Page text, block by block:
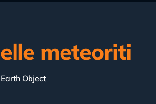
meteoriti
Object